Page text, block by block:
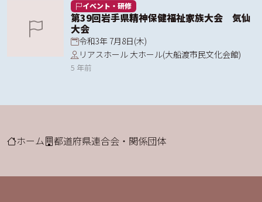
イベント・研修
第39回岩手県精神保健福祉家族大会 気仙
大会
令和3年 7月8日(木)
リアスホール 大ホール(大船渡市民文化会館)
5 年前
ホーム 都道府県連合会・関係団体